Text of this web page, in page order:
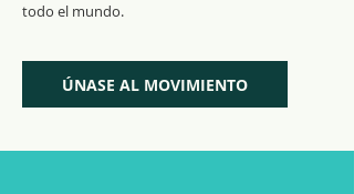
todo el mundo.
ÚNASE AL MOVIMIENTO